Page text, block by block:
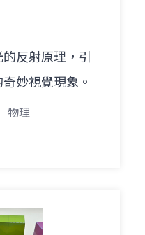
反射原理，引
妙視覺現象。
物理